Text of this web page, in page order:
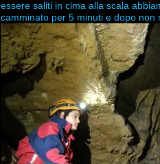
essere saliti in cima alla scala
camminato per 5 minuti e dopo non